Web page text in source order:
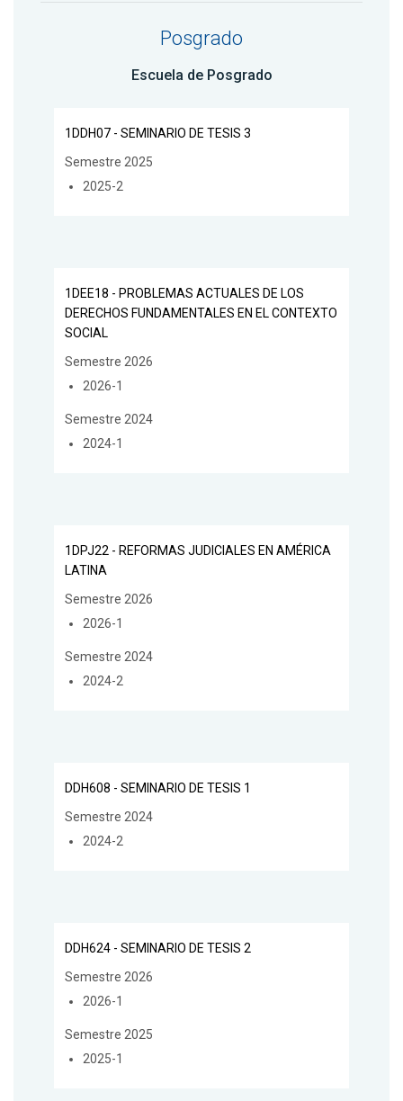
Posgrado
Escuela de Posgrado
1DDH07 - SEMINARIO DE TESIS 3
Semestre 2025
2025-2
1DEE18 - PROBLEMAS ACTUALES DE LOS
DERECHOS FUNDAMENTALES EN EL CONTEXTO
SOCIAL
Semestre 2026
2026-1
Semestre 2024
2024-1
1DPJ22 - REFORMAS JUDICIALES EN AMÉRICA
LATINA
Semestre 2026
2026-1
Semestre 2024
2024-2
DDH608 - SEMINARIO DE TESIS 1
Semestre 2024
2024-2
DDH624 - SEMINARIO DE TESIS 2
Semestre 2026
2026-1
Semestre 2025
2025-1